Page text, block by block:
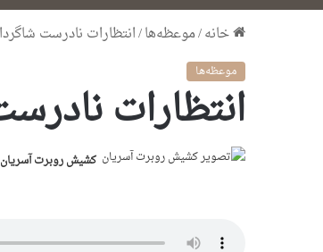
خانه/موعظه‌ها/انتظارات نادرست
موعظه‌ها
انتظارات
کشیش روبرت آسریان